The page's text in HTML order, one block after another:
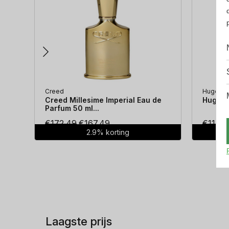
Creed
Creed Millesime Imperial Eau de
Parfum 50 ml...
€172.49Oorspronkelijke
prijs
€167.49Huidige
prijs
2.9% korting
Hugo
Hugo
€114.38
Laagste prijs